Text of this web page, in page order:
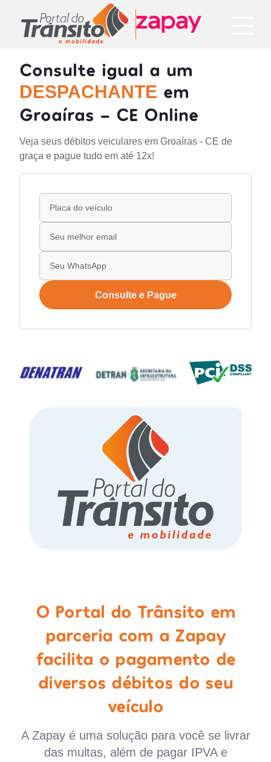
Consulte igual a um
DESPACHANTE em
Groaíras - CE Online
Veja seus débitos veiculares em Groaíras - CE de
graça e pague tudo em até 12x!
Consulte e Pague
O Portal do Trânsito em
parceria com a Zapay
facilita o pagamento de
diversos débitos do seu
veículo
A Zapay é uma solução para você se livrar
das multas, além de pagar IPVA e